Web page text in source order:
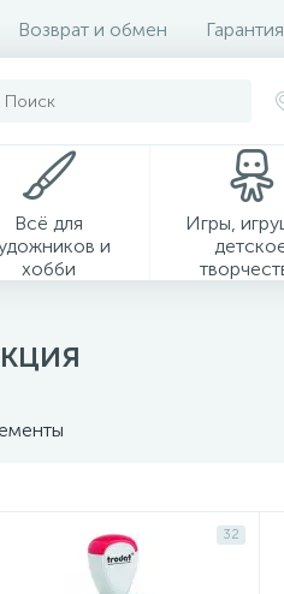
Возврат и обмен Гарантия
Всё для
и
хобби
Игры,
32